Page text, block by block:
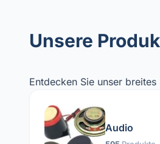
Unsere
Entdecken Sie unser
Audio